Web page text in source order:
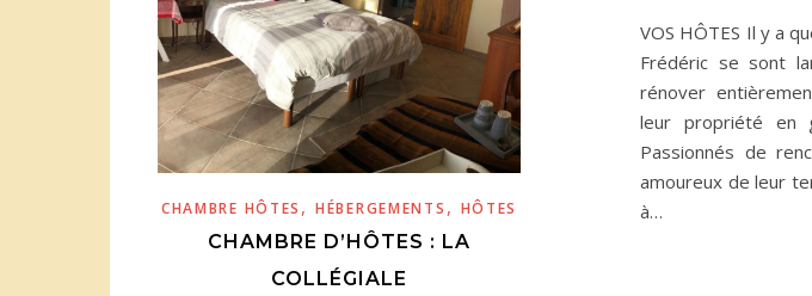
CHAMBRE HÔTES ,HÉBERGEMENTS , HÔTES
CHAMBRE D’HÔTES : LA
COLLÉGIALE
VOS HÔTES Il y a
Frédéric se sont
rénover
leur propriété en
Passionnés de
amoureux de leur
à…